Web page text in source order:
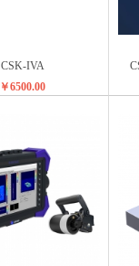
CSK-IVA
￥6500.00